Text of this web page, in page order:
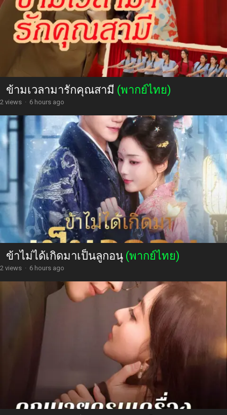
ข้ามเวลามารักคุณสามี (พากย์ไทย)
2 views · 6 hours ago
ข้าไม่ได้เกิดมาเป็นลูกอนุ (พากย์ไทย)
2 views · 6 hours ago